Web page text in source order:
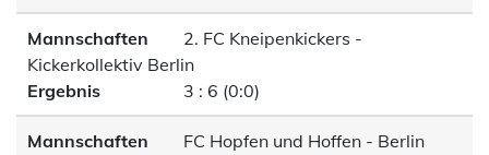
Mannschaften
2. FC Kneipenkickers -
Kickerkollektiv Berlin
Ergebnis
3 : 6 (0:0)
Mannschaften
FC Hopfen und Hoffen - Berlin